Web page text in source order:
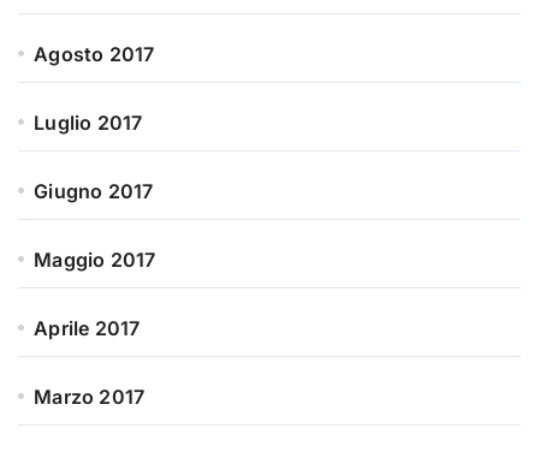
Agosto 2017
Luglio 2017
Giugno 2017
Maggio 2017
Aprile 2017
Marzo 2017